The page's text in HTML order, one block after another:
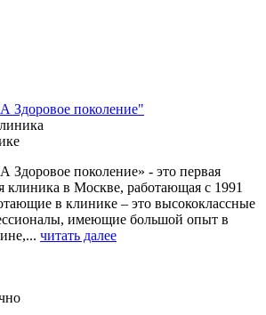
Здоровое поколение"
Здоровое поколение» - это первая
клиника в Москве, работающая с 1991
в клинике – это высококлассные
имеющие большой опыт в
читать далее